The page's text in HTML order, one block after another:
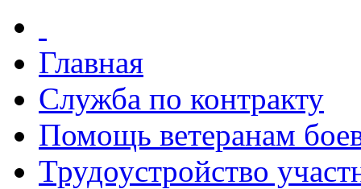
Главная
Служба по контракту
Помощь ветеранам
Трудоустройство